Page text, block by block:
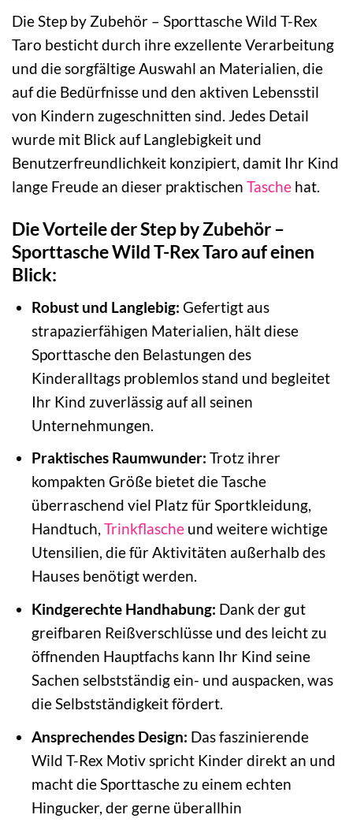
Die Step by Zubehör – Sporttasche Wild T-Rex
Taro besticht durch ihre exzellente Verarbeitung
und die sorgfältige Auswahl an Materialien, die
auf die Bedürfnisse und den aktiven Lebensstil
von Kindern zugeschnitten sind. Jedes Detail
wurde mit Blick auf Langlebigkeit und
Benutzerfreundlichkeit konzipiert, damit Ihr Kind
lange Freude an dieser praktischen Tasche hat.
Die Vorteile der Step by Zubehör –
Sporttasche Wild T-Rex Taro auf einen
Blick:
Robust und Langlebig: Gefertigt aus
strapazierfähigen Materialien, hält diese
Sporttasche den Belastungen des
Kinderalltags problemlos stand und begleitet
Ihr Kind zuverlässig auf all seinen
Unternehmungen.
Praktisches Raumwunder: Trotz ihrer
kompakten Größe bietet die Tasche
überraschend viel Platz für Sportkleidung,
Handtuch, Trinkflascheund weitere wichtige
Utensilien, die für Aktivitäten außerhalb des
Hauses benötigt werden.
Kindgerechte Handhabung: Dank der gut
greifbaren Reißverschlüsse und des leicht zu
öffnenden Hauptfachs kann Ihr Kind seine
Sachen selbstständig ein- und auspacken, was
die Selbstständigkeit fördert.
Ansprechendes Design: Das faszinierende
Wild T-Rex Motiv spricht Kinder direkt an und
macht die Sporttasche zu einem echten
Hingucker, der gerne überallhin